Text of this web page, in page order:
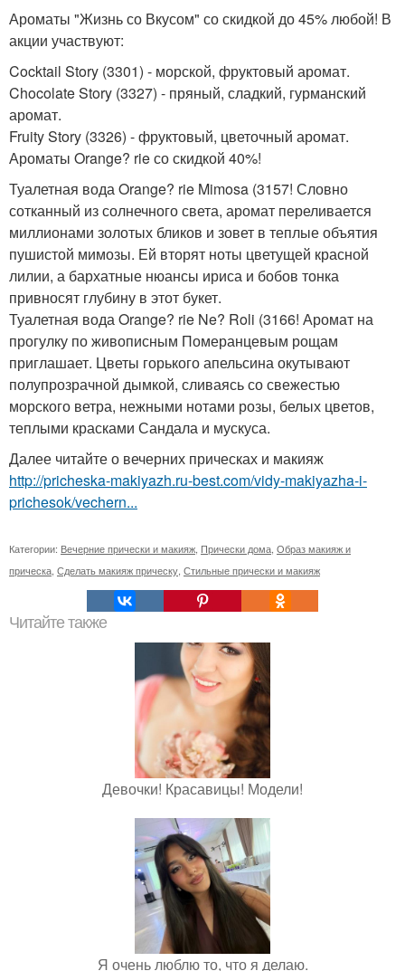
Ароматы "Жизнь со Вкусом" со скидкой до 45% любой! В
акции участвуют:
Cocktail Story (3301) - морской, фруктовый аромат.
Chocolate Story (3327) - пряный, сладкий, гурманский
аромат.
Fruity Story (3326) - фруктовый, цветочный аромат.
Ароматы Orange? rie со скидкой 40%!
Туалетная вода Orange? rie Mimosa (3157! Словно
сотканный из солнечного света, аромат переливается
миллионами золотых бликов и зовет в теплые объятия
пушистой мимозы. Ей вторят ноты цветущей красной
лилии, а бархатные нюансы ириса и бобов тонка
привносят глубину в этот букет.
Туалетная вода Orange? rie Ne? Roli (3166! Аромат на
прогулку по живописным Померанцевым рощам
приглашает. Цветы горького апельсина окутывают
полупрозрачной дымкой, сливаясь со свежестью
морского ветра, нежными нотами розы, белых цветов,
теплыми красками Сандала и мускуса.
Далее читайте о вечерних прическах и макияж
http://pricheska-makiyazh.ru-best.com/vidy-makiyazha-i-
prichesok/vechern...
Категории: Вечерние прически и макияж, Прически дома, Образ макияж и
прическа, Сделать макияж прическу, Стильные прически и макияж
Читайте также
Девочки! Красавицы! Модели!
Я очень люблю то, что я делаю.